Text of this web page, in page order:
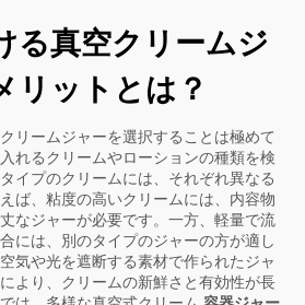
る真空クリームジ
リットとは？
リームジャーを選択することは極めて
れるクリームやローションの種類を検
イプのクリームには、それぞれ異なる
ば、粘度の高いクリームには、内容物
なジャーが必要です。一方、軽量で流
には、別のタイプのジャーの方が適し
気や光を遮断する素材で作られたジャ
より、クリームの新鮮さと有効性が長